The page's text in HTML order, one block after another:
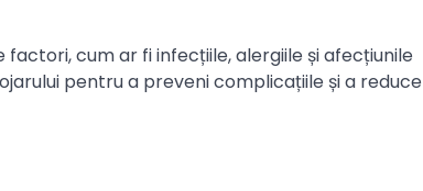
cum ar fi infecțiile, alergiile și afecțiunile
pentru a preveni complicațiile și a reduce